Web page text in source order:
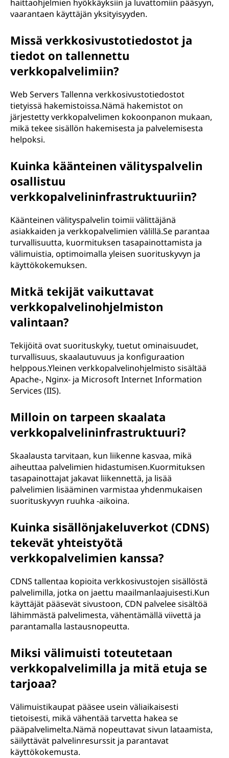
haittaohjelmien hyökkäyksiin ja luvattomiin pääsyyn,
vaarantaen käyttäjän yksityisyyden.
Missä verkkosivustotiedostot ja
tiedot on tallennettu
verkkopalvelimiin?
Web Servers Tallenna verkkosivustotiedostot
tietyissä hakemistoissa.Nämä hakemistot on
järjestetty verkkopalvelimen kokoonpanon mukaan,
mikä tekee sisällön hakemisesta ja palvelemisesta
helpoksi.
Kuinka käänteinen välityspalvelin
osallistuu
verkkopalvelininfrastruktuuriin?
Käänteinen välityspalvelin toimii välittäjänä
asiakkaiden ja verkkopalvelimien välillä.Se parantaa
turvallisuutta, kuormituksen tasapainottamista ja
välimuistia, optimoimalla yleisen suorituskyvyn ja
käyttökokemuksen.
Mitkä tekijät vaikuttavat
verkkopalvelinohjelmiston
valintaan?
Tekijöitä ovat suorituskyky, tuetut ominaisuudet,
turvallisuus, skaalautuvuus ja konfiguraation
helppous.Yleinen verkkopalvelinohjelmisto sisältää
Apache-, Nginx- ja Microsoft Internet Information
Services (IIS).
Milloin on tarpeen skaalata
verkkopalvelininfrastruktuuri?
Skaalausta tarvitaan, kun liikenne kasvaa, mikä
aiheuttaa palvelimien hidastumisen.Kuormituksen
tasapainottajat jakavat liikennettä, ja lisää
palvelimien lisääminen varmistaa yhdenmukaisen
suorituskyvyn ruuhka -aikoina.
Kuinka sisällönjakeluverkot (CDNS)
tekevät yhteistyötä
verkkopalvelimien kanssa?
CDNS tallentaa kopioita verkkosivustojen sisällöstä
palvelimilla, jotka on jaettu maailmanlaajuisesti.Kun
käyttäjät pääsevät sivustoon, CDN palvelee sisältöä
lähimmästä palvelimesta, vähentämällä viivettä ja
parantamalla lastausnopeutta.
Miksi välimuisti toteutetaan
verkkopalvelimilla ja mitä etuja se
tarjoaa?
Välimuistikaupat pääsee usein väliaikaisesti
tietoisesti, mikä vähentää tarvetta hakea se
pääpalvelimelta.Nämä nopeuttavat sivun lataamista,
säilyttävät palvelinresurssit ja parantavat
käyttökokemusta.